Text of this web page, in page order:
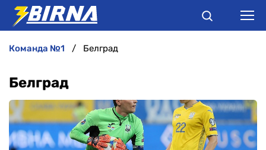
АНАЛІТИКА
ІНТЕРВ'Ю
команда №1 Белград
Белград